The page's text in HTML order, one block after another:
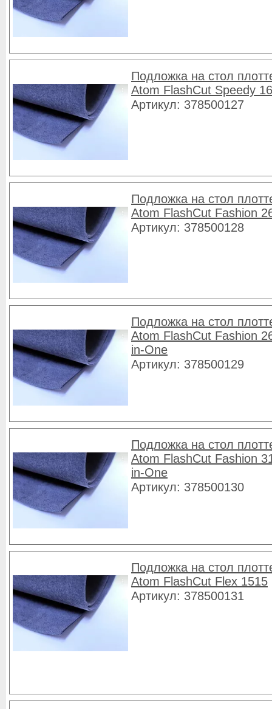
Подложка на стол
Atom FlashCut Speedy
Артикул: 378500127
Подложка на стол
Atom FlashCut Fashion
Артикул: 378500128
Подложка на стол
Atom FlashCut Fashion
in-One
Артикул: 378500129
Подложка на стол
Atom FlashCut Fashion
in-One
Артикул: 378500130
Подложка на стол
Atom FlashCut Flex 1515
Артикул: 378500131